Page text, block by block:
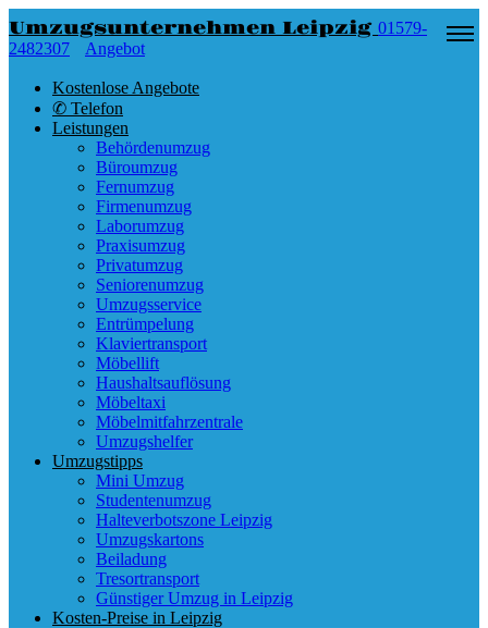
Umzugsunternehmen Leipzig 01579-
2482307
Angebot
Kostenlose Angebote
✆ Telefon
Leistungen
Behördenumzug
Büroumzug
Fernumzug
Firmenumzug
Laborumzug
Praxisumzug
Privatumzug
Seniorenumzug
Umzugsservice
Entrümpelung
Klaviertransport
Möbellift
Haushaltsauflösung
Möbeltaxi
Möbelmitfahrzentrale
Umzugshelfer
Umzugstipps
Mini Umzug
Studentenumzug
Halteverbotszone Leipzig
Umzugskartons
Beiladung
Tresortransport
Günstiger Umzug in Leipzig
Kosten-Preise in Leipzig